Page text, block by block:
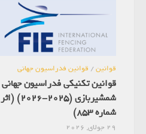
قوانین/ قوانین فدراسیون جهانی
قوانین تکنیکی فدراسیون جهانی
شمشیربازی (2025-2026) (اثر
شماره 853)
29 جولای, 2026